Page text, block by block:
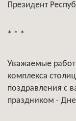
Президент
* * *
Уважаемые
комплекса
поздравления с
праздником -